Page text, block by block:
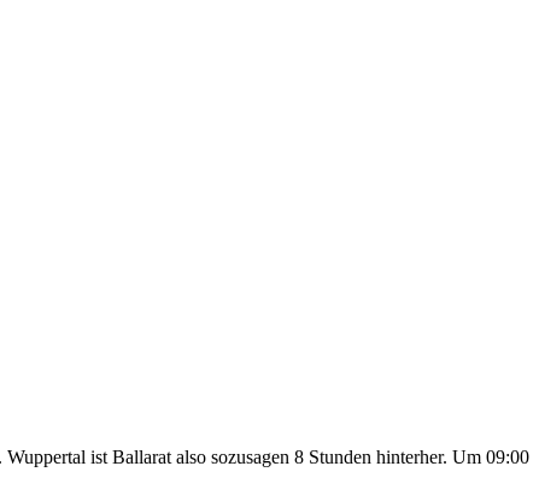
ist Ballarat also sozusagen 8 Stunden hinterher. Um 09:00